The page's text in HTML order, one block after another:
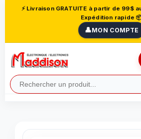
⚡ Livraison GRATUITE à partir de 99$
Expédition rapide
👤MON COMPTE